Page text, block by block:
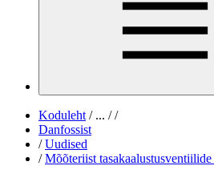
Koduleht /... / /
Danfossist
/ Uudised
/ Mõõteriist